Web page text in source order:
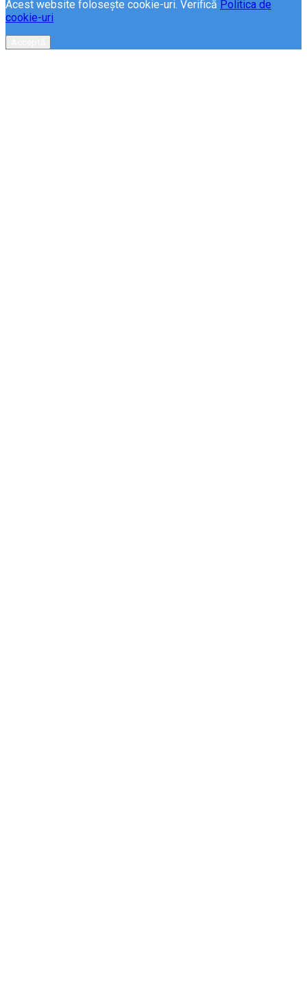
Acest website folosește cookie-uri. Verifică Politica de
cookie-uri